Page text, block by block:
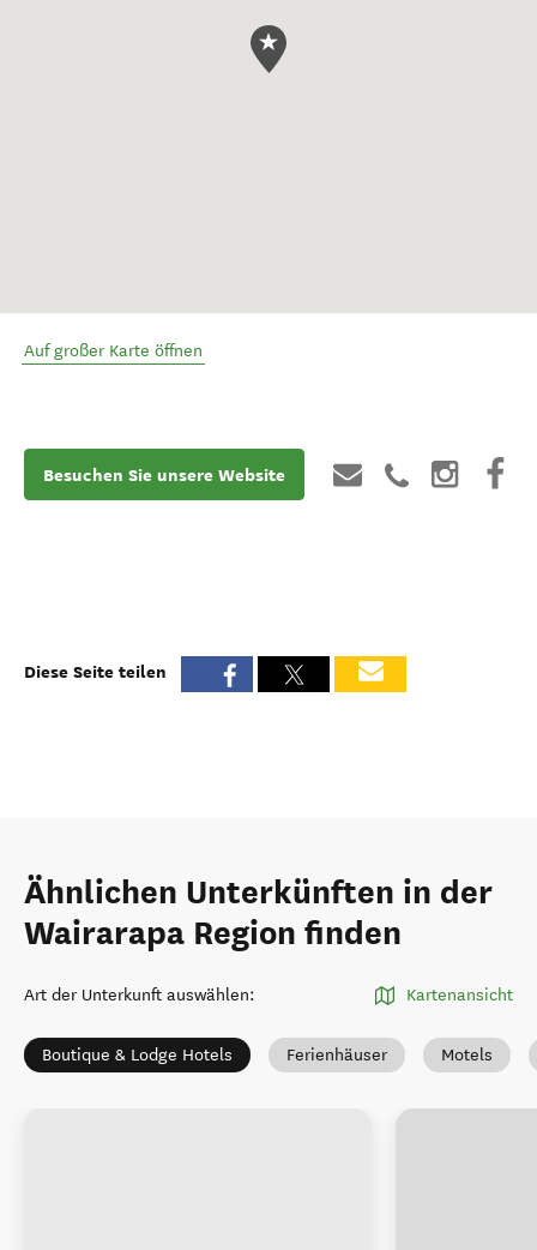
Auf großer Karte öffnen
Besuchen Sie unsere Website
Diese Seite teilen
Ähnlichen Unterkünften in der
Wairarapa Region finden
Art der Unterkunft auswählen: Kartenansicht
Boutique & Lodge Hotels Ferienhäuser Motels